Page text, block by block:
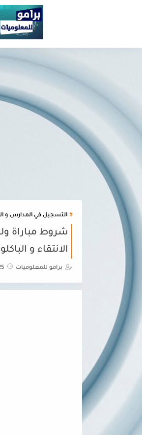
التسجيل في المدارس و
الانتقاء و
برامو للمعلوميات 25